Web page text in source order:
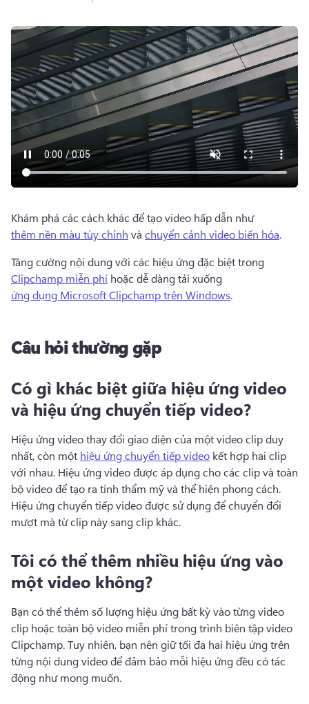
Khám phá các cách khác để tạo video hấp dẫn như
thêm nền màu tùy chỉnh và chuyển cảnh video biến hóa.
Tăng cường nội dung với các hiệu ứng đặc biệt trong
Clipchamp miễn phí hoặc dễ dàng tải xuống
ứng dụng Microsoft Clipchamp trên Windows.
Câu hỏi thường gặp
Có gì khác biệt giữa hiệu ứng video
và hiệu ứng chuyển tiếp video?
Hiệu ứng video thay đổi giao diện của một video clip duy
nhất, còn một hiệu ứng chuyển tiếp video kết hợp hai clip
với nhau. Hiệu ứng video được áp dụng cho các clip và toàn
Hiệu ứng chuyển tiếp video được sử dụng để chuyển đổi
mượt mà từ clip này sang clip khác.
Tôi có thể thêm nhiều hiệu ứng vào
một video không?
Bạn có thể thêm số lượng hiệu ứng bất kỳ vào từng video
clip hoặc toàn bộ video miễn phí trong trình biên tập video
Clipchamp. Tuy nhiên, bạn nên giữ tối đa hai hiệu ứng trên
từng nội dung video để đảm bảo mỗi hiệu ứng đều có tác
động như mong muốn.